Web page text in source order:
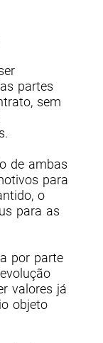
partes
sem
de ambas
para
o
para as
por parte
valores já
objeto